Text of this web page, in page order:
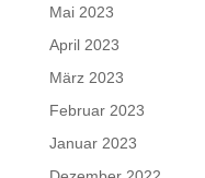
Mai 2023
April 2023
März 2023
Februar 2023
Januar 2023